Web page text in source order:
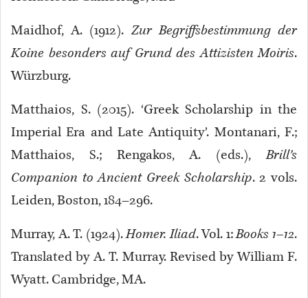
Maidhof, A. (1912).Zur Begriffsbestimmung der
Koine besonders auf Grund des Attizisten Moiris.
Würzburg.
Matthaios, S. (2015). ‘Greek Scholarship in the
Imperial Era and Late Antiquity’. Montanari, F.;
Matthaios, S.; Rengakos, A. (eds.),Brill’s
Companion to Ancient Greek Scholarship. 2 vols.
Leiden, Boston, 184–296.
Murray, A. T. (1924).Homer. Iliad. Vol. 1:Books 1–12.
Translated by A. T. Murray. Revised by William F.
Wyatt. Cambridge, MA.